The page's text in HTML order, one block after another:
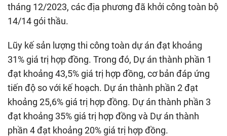
tháng 12/2023, các địa phương đã khởi công toàn bộ
14/14 gói thầu.
Lũy kế sản lượng thi công toàn dự án đạt khoảng
31% giá trị hợp đồng. Trong đó, Dự án thành phần 1
đạt khoảng 43,5% giá trị hợp đồng, cơ bản đáp ứng
tiến độ so với kế hoạch. Dự án thành phần 2 đạt
khoảng 25,6% giá trị hợp đồng. Dự án thành phần 3
đạt khoảng 35% giá trị hợp đồng và Dự án thành
phần 4 đạt khoảng 20% giá trị hợp đồng.